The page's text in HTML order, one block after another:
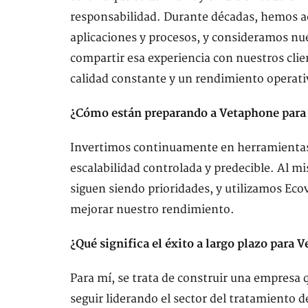
responsabilidad. Durante décadas, hemos
aplicaciones y procesos, y consideramos
compartir esa experiencia con nuestros
calidad constante y un rendimiento
¿Cómo están preparando a Vetaphone
Invertimos continuamente en
escalabilidad controlada y predecible. Al
siguen siendo prioridades, y utilizamos
mejorar nuestro rendimiento.
¿Qué significa el éxito a largo plazo para
Para mí, se trata de construir una empresa
seguir liderando el sector del tratamiento